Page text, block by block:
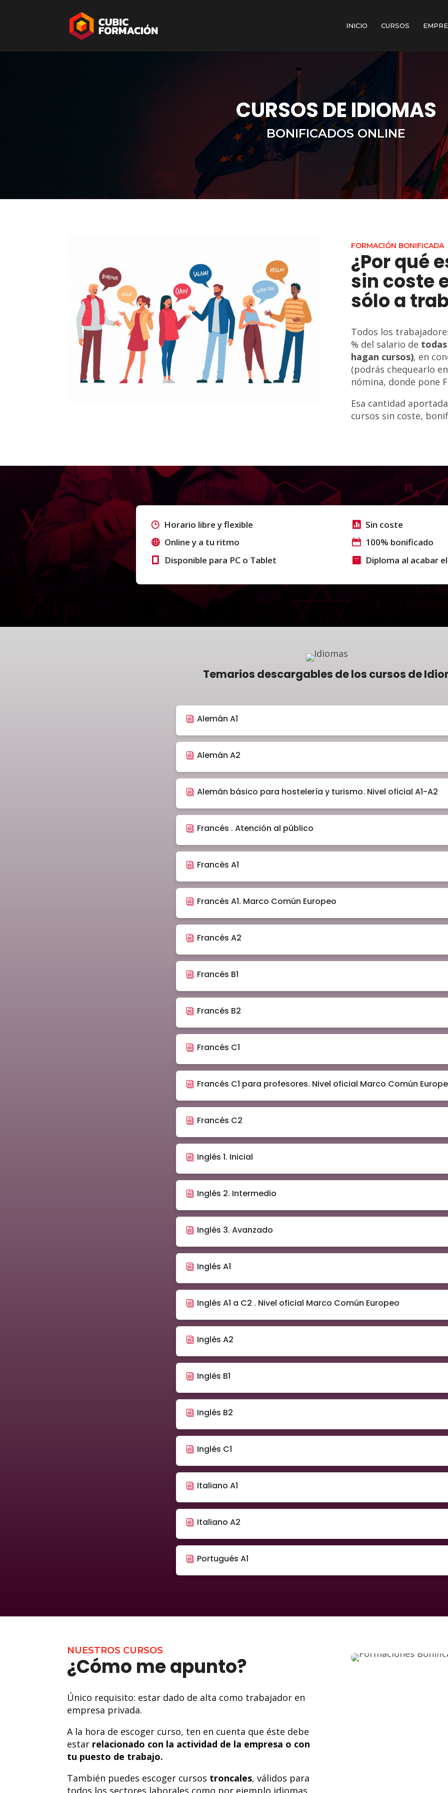
INICIO CURSOS
CURSOS DE IDIOMAS
BONIFICADOS ONLINE
FORMACIÓN BONIFICADA
¿Por qué
sin coste
sólo a
Todos los
% del salario de
hagan cursos), en
(podrás chequearlo
nómina, donde pone
Esa cantidad
cursos sin coste,
Horario libre y flexible
Online y a tu ritmo
Disponible para PC o Tablet
Sin coste
100% bonificado
Diploma al acabar
Temarios descargables de los cursos de
Alemán A1
Alemán A2
Alemán básico para hostelería y turismo. Nivel oficial A1-A2
Francés . Atención al público
Francés A1
Francés A1. Marco Común Europeo
Francés A2
Francés B1
Francés B2
Francés C1
Francés C1 para profesores. Nivel oficial Marco Común
Francés C2
Inglés 1. Inicial
Inglés 2. Intermedio
Inglés 3. Avanzado
Inglés A1
Inglés A1 a C2 . Nivel oficial Marco Común Europeo
Inglés A2
Inglés B1
Inglés B2
Inglés C1
Italiano A1
Italiano A2
Portugués A1
NUESTROS CURSOS
¿Cómo me apunto?
Único requisito: estar dado de alta como trabajador en
empresa privada.
A la hora de escoger curso, ten en cuenta que éste debe
estar relacionado con la actividad de la empresa o con
tu puesto de trabajo.
También puedes escoger cursos troncales, válidos para
todos los sectores laborales como por ejemplo idiomas,